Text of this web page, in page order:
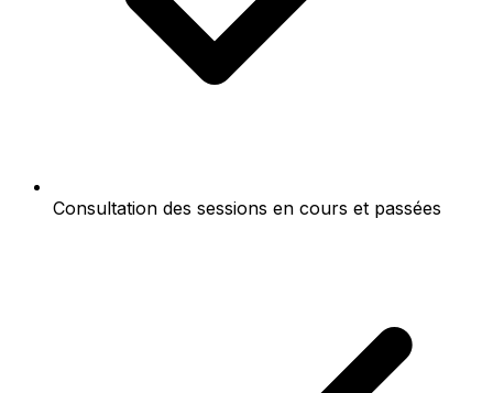
Consultation des sessions en cours et passées